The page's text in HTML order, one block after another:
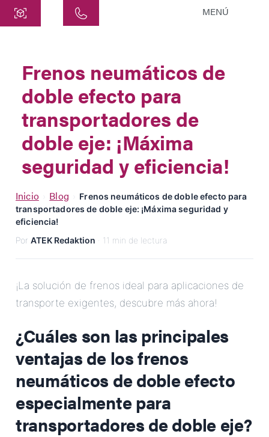
Siemensstraße 47
25462 Rellingen
info@atek.de
+49 4101 7953-0
Abrir Chat
Nombre
Nombre de la Empresa
Correo Electrónico
Mensaje
MENÚ
Frenos neumáticos de
doble efecto para
transportadores de
doble eje: ¡Máxima
seguridad y eficiencia!
Inicio Blog
Frenos neumáticos de doble efecto para
transportadores de doble eje: ¡Máxima seguridad y
eficiencia!
Por ATEK Redaktion · 11 min de lectura
¡La solución de frenos ideal para aplicaciones de
transporte exigentes, descubre más ahora!
¿Cuáles son las principales
ventajas de los frenos
neumáticos de doble efecto
especialmente para
transportadores de doble eje?